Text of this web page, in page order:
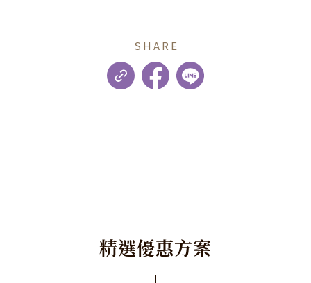
SHARE
精選優惠方案